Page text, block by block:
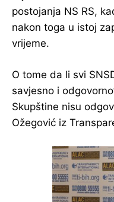
postojanja NS RS,
nakon toga u istoj
vrijeme.
O tome da li svi
savjesno i
Skupštine nisu
Ožegović iz